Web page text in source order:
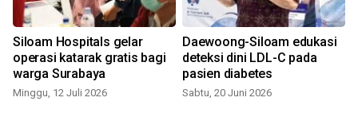
Siloam Hospitals gelar
operasi katarak gratis bagi
warga Surabaya
Minggu, 12 Juli 2026
Daewoong-Siloam edukasi
deteksi dini LDL-C pada
pasien diabetes
Sabtu, 20 Juni 2026